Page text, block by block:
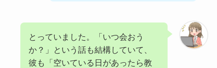
とっていました。「いつ会おう
か？」という話も結構していて、
彼も「空いている日があったら教